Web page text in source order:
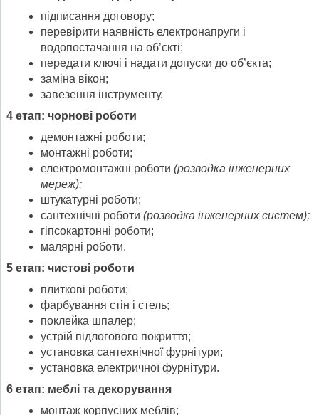
підписання договору;
перевірити наявність електронапруги і
водопостачання на об’єкті;
передати ключі і надати допуски до об’єкта;
заміна вікон;
завезення інструменту.
4 етап: чорнові роботи
демонтажні роботи;
монтажні роботи;
електромонтажні роботи (розводка інженерних
мереж);
штукатурні роботи;
сантехнічні роботи (розводка інженерних систем);
гіпсокартонні роботи;
малярні роботи.
5 етап: чистові роботи
плиткові роботи;
фарбування стін і стель;
поклейка шпалер;
устрій підлогового покриття;
установка сантехнічної фурнітури;
установка електричної фурнітури.
6 етап: меблі та декорування
монтаж корпусних меблів;